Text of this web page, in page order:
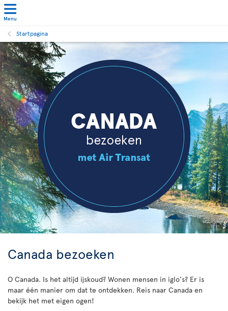
Menu
Startpagina
Canada bezoeken
O Canada. Is het altijd ijskoud? Wonen mensen in iglo's? Er is
maar één manier om dat te ontdekken. Reis naar Canada en
bekijk het met eigen ogen!